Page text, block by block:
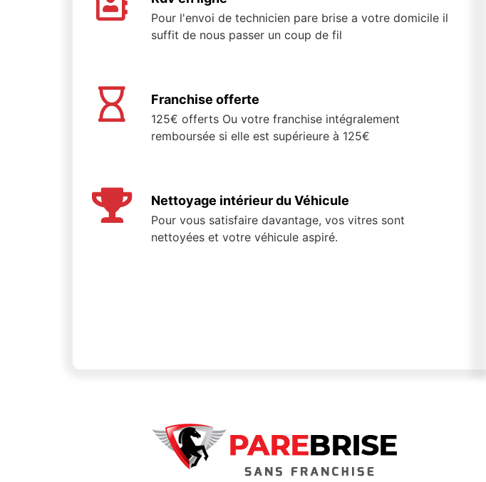
Pour l'envoi de technicien pare brise a votre domicile il
suffit de nous passer un coup de fil
Franchise offerte
125€ offerts Ou votre franchise intégralement
remboursée si elle est supérieure à 125€
Nettoyage intérieur du Véhicule
Pour vous satisfaire davantage, vos vitres sont
nettoyées et votre véhicule aspiré.